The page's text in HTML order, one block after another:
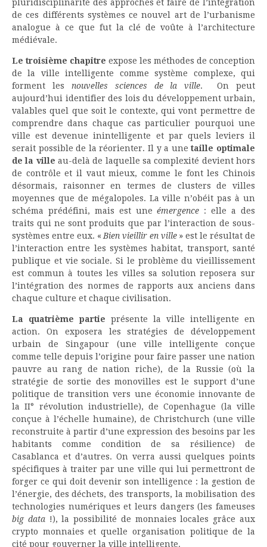
pluridisciplinarité des approches et faire de l’intégration
de ces différents systèmes ce nouvel art de l’urbanisme
analogue à ce que fut la clé de voûte à l’architecture
médiévale.
Le troisième chapitre expose les méthodes de conception
de la ville intelligente comme système complexe, qui
forment les nouvelles sciences de la ville. On peut
aujourd’hui identifier des lois du développement urbain,
valables quel que soit le contexte, qui vont permettre de
comprendre dans chaque cas particulier pourquoi une
ville est devenue inintelligente et par quels leviers il
serait possible de la réorienter. Il y a unetaille optimale
de la ville au-delà de laquelle sa complexité devient hors
de contrôle et il vaut mieux, comme le font les Chinois
désormais, raisonner en termes de clusters de villes
moyennes que de mégalopoles. La ville n’obéit pas à un
schéma prédéfini, mais est uneémergence : elle a des
traits qui ne sont produits que par l’interaction de sous-
systèmes entre eux. «Bien vieillir en ville » est le résultat de
l’interaction entre les systèmes habitat, transport, santé
publique et vie sociale. Si le problème du vieillissement
est commun à toutes les villes sa solution reposera sur
l’intégration des normes de rapports aux anciens dans
chaque culture et chaque civilisation.
La quatrième partie présente la ville intelligente en
action. On exposera les stratégies de développement
urbain de Singapour (une ville intelligente conçue
comme telle depuis l’origine pour faire passer une nation
pauvre au rang de nation riche), de la Russie (où la
stratégie de sortie des monovilles est le support d’une
politique de transition vers une économie innovante de
la II° révolution industrielle), de Copenhague (la ville
conçue à l’échelle humaine), de Christchurch (une ville
reconstruite à partir d’une expression des besoins par les
habitants comme condition de sa résilience) de
Casablanca et d’autres. On verra aussi quelques points
spécifiques à traiter par une ville qui lui permettront de
forger ce qui doit devenir son intelligence : la gestion de
l’énergie, des déchets, des transports, la mobilisation des
technologies numériques et leurs dangers (les fameuses
big data !), la possibilité de monnaies locales grâce aux
crypto monnaies et quelle organisation politique de la
cité pour gouverner la ville intelligente.